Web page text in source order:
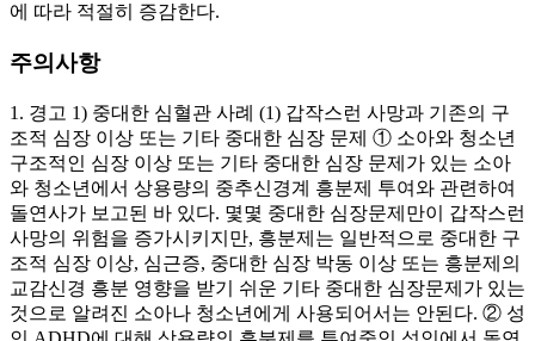
에 따라 적절히 증감한다.
주의사항
1. 경고 1) 중대한 심혈관 사례 (1) 갑작스런 사망과 기존의 구
조적 심장 이상 또는 기타 중대한 심장 문제 ① 소아와 청소년
구조적인 심장 이상 또는 기타 중대한 심장 문제가 있는 소아
와 청소년에서 상용량의 중추신경계 흥분제 투여와 관련하여
돌연사가 보고된 바 있다. 몇몇 중대한 심장문제만이 갑작스런
사망의 위험을 증가시키지만, 흥분제는 일반적으로 중대한 구
조적 심장 이상, 심근증, 중대한 심장 박동 이상 또는 흥분제의
교감신경 흥분 영향을 받기 쉬운 기타 중대한 심장문제가 있는
것으로 알려진 소아나 청소년에게 사용되어서는 안된다. ② 성